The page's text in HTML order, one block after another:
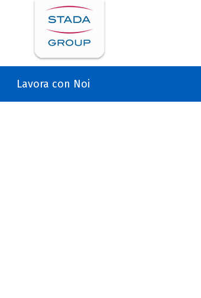
Lavora con Noi